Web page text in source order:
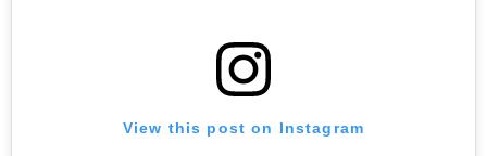
View this post on Instagram